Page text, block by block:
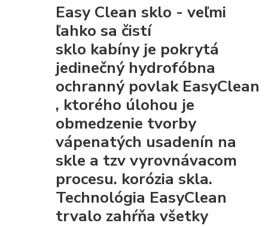
Easy Clean sklo - veľmi
ľahko sa čistí
sklo kabíny je pokrytá
jedinečný hydrofóbna
ochranný povlak EasyClean
, ktorého úlohou je
obmedzenie tvorby
vápenatých usadenín na
skle a tzv vyrovnávacom
procesu. korózia skla.
Technológia EasyClean
trvalo zahŕňa všetky